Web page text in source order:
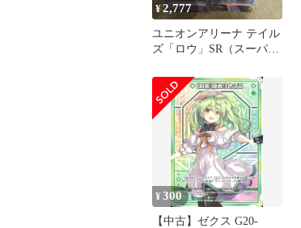
¥2,777
ユニオンアリーナ テイル
ズ「ロウ」SR（スーパー
¥300
【中古】ゼクス G20-